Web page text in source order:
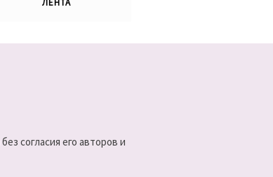
согласия его авторов и